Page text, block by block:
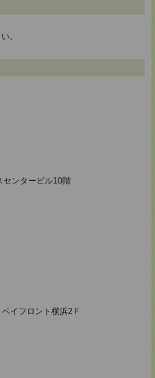
。
センタービル10階
イフロント横浜2Ｆ